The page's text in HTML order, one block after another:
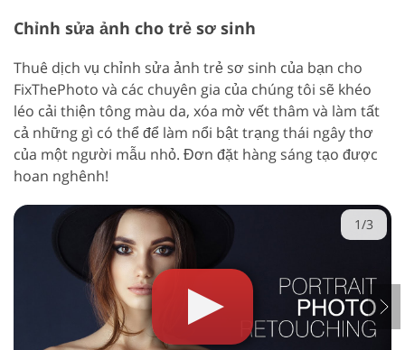
Chỉnh sửa ảnh cho trẻ sơ sinh
Thuê dịch vụ chỉnh sửa ảnh trẻ sơ sinh của bạn cho
FixThePhoto và các chuyên gia của chúng tôi sẽ khéo
léo cải thiện tông màu da, xóa mờ vết thâm và làm tất
cả những gì có thể để làm nổi bật trạng thái ngây thơ
của một người mẫu nhỏ. Đơn đặt hàng sáng tạo được
hoan nghênh!
1/3